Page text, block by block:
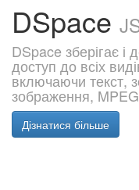
DSpace
DSpace зберігає і
доступ до всіх
включаючи текст,
зображення,
Дізнатися більше